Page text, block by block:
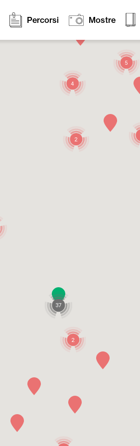
Percorsi Mostre
5
37
2
2
4